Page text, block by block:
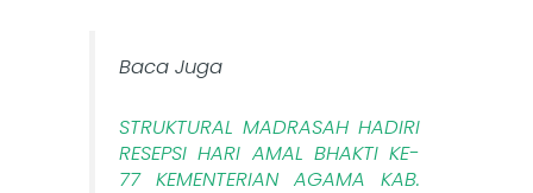
Baca Juga
STRUKTURAL MADRASAH HADIRI
RESEPSI HARI AMAL BHAKTI KE-
77 KEMENTERIAN AGAMA KAB.